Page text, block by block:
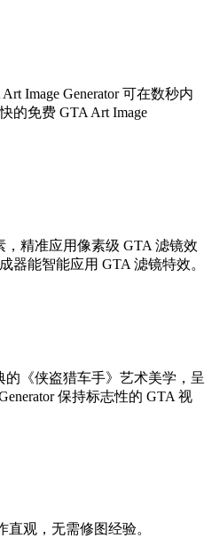
Image Generator 可在数秒内
的免费 GTA Art Image
精准应用像素级 GTA 滤镜效
器能智能应用 GTA 滤镜特效。
《侠盗猎车手》艺术美学，呈
保持标志性的 GTA 视
直观，无需修图经验。